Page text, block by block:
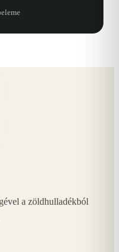
a zöldhulladékból